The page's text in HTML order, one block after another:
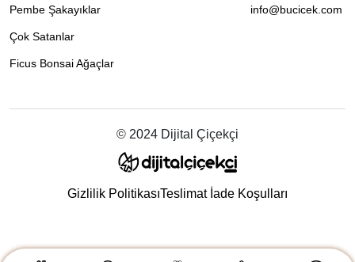
Pembe Şakayıklar
Çok Satanlar
Ficus Bonsai Ağaçlar
info@bucicek.com
© 2024 Dijital Çiçekçi
Gizlilik PolitikasıTeslimat İade Koşulları